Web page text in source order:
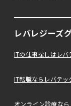
レバレジーズ
ITの仕事探しはレバ
IT転職ならレバテッ
オンライン診療なら